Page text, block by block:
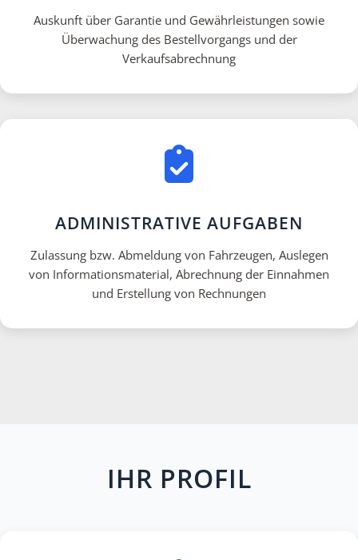
Auskunft über Garantie und Gewährleistungen sowie
Überwachung des Bestellvorgangs und der
Verkaufsabrechnung
ADMINISTRATIVE AUFGABEN
Zulassung bzw. Abmeldung von Fahrzeugen, Auslegen
von Informationsmaterial, Abrechnung der Einnahmen
und Erstellung von Rechnungen
IHR PROFIL